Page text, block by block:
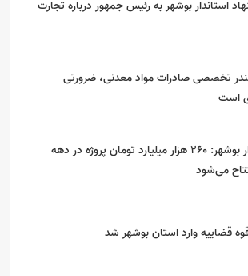
استاندار بوشهر به رئیس جمهور درباره تجارت
تخصصی صادرات مواد معدنی، ضرورتی
است
استاندار بوشهر: ۲۶۰ هزار میلیارد تومان پروژه در دهه
می‌شود
قضاییه وارد استان بوشهر شد